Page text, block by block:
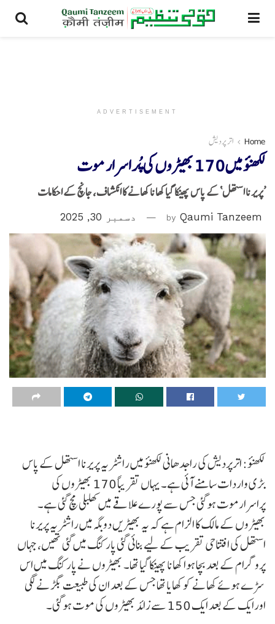
ADVERTISEMENT
Home اتر پردیش
لکھنؤ میں 170 بھیڑوں کی پُراسرار موت
’پریرنا استھل‘ کے پاس پھینکا گیا کھانا کھانے کا انکشاف، جانچ کے احکامات
by Qaumi Tanzeem دسمبر 30, 2025
لکھنؤ: اترپردیش کی راجدھانی لکھنؤ میں راشٹریہ پریرنا استھل کے پاس
بڑی واردات سامنے آئی ہے۔ یہاں تقریباً 170 بھیڑوں کی
پراسرارموت ہوگئی جس سے پورے علاقے میں کھلبلی مچ گئی ہے۔
بھیڑوں کے مالک کا الزام ہے کہ یہ بھیڑیں دوبگہ میں راشٹریہ پریرنا
استھل کی افتتاحی تقریب کے لیے بنائی گئی پارکنگ میں گئی تھیں، جہاں
پروگرام کے بعد بچا ہوا کھانا پھینکا گیا تھا۔ بھیڑوں نے پارکنگ میں اس
سڑے ہوئے کھانے کو کھایا تھا جس کے بعد ان کی طبیعت بگڑنے لگی
اورایک کے بعد ایک 150 سے زائد بھیڑوں کی موت ہوگئی۔